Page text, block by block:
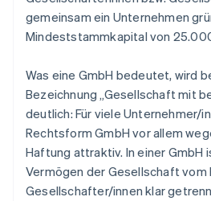
gemeinsam ein Unternehmen
Mindeststammkapital von
Was eine GmbH bedeutet, wird
Bezeichnung „Gesellschaft mit
deutlich: Für viele Unternehmer/
Rechtsform GmbH vor allem
Haftung attraktiv. In einer GmbH
Vermögen der Gesellschaft
Gesellschafter/innen klar